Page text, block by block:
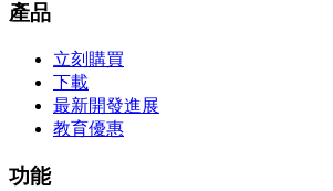
產品
立刻購買
下載
最新開發進展
教育優惠
功能